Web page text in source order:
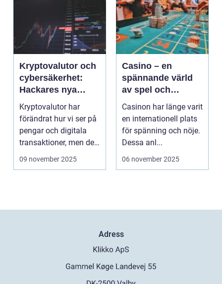
Kryptovalutor och
cybersäkerhet:
Hackares nya
lekplats
Kryptovalutor har
förändrat hur vi ser på
pengar och digitala
transaktioner, men de
...
09 november 2025
Casino – en
spännande värld
av spel och
underhållning
Casinon har länge varit
en internationell plats
för spänning och nöje.
Dessa anl...
06 november 2025
Adress